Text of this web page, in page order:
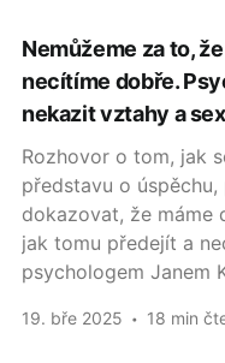
Nemůžeme za to,
necítíme dobře.
nekazit vztahy a sex
Rozhovor o tom, jak
představu o
dokazovat, že máme
jak tomu předejít a
psychologem Janem
19. bře 2025 18 min